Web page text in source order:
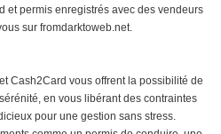
et permis enregistrés avec des vendeurs
sur fromdarktoweb.net.
Cash2Card vous offrent la possibilité de
en vous libérant des contraintes
pour une gestion sans stress.